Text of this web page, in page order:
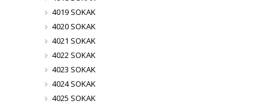
4019 SOKAK
4020 SOKAK
4021 SOKAK
4022 SOKAK
4023 SOKAK
4024 SOKAK
4025 SOKAK